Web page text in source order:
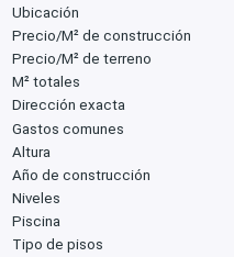
Ubicación
Precio/M² de construcción
Precio/M² de terreno
M² totales
Dirección exacta
Gastos comunes
Altura
Año de construcción
Niveles
Piscina
Tipo de pisos